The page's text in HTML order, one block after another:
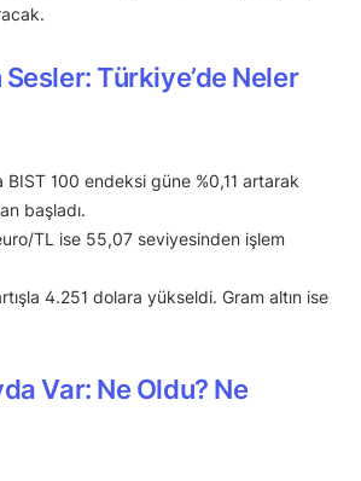
Türkiye’de Neler
BIST 100 endeksi güne %0,11 artarak
başladı.
TL ise 55,07 seviyesinden işlem
4.251 dolara yükseldi. Gram altın ise
Var: Ne Oldu? Ne